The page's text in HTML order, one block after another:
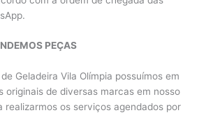
PEÇAS
Geladeira Vila Olímpia possuímos em
originais de diversas marcas em nosso
realizarmos os serviços agendados por